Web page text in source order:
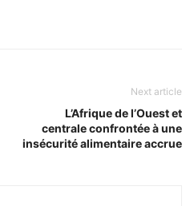
Next article
L’Afrique de l’Ouest et
centrale confrontée à une
insécurité alimentaire accrue